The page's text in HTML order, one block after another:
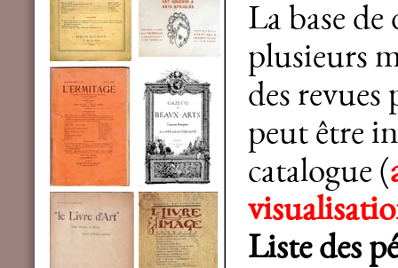
La base
plusieurs
des revues
peut être
catalogue (
Liste des